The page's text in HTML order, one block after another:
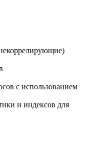
с использованием
и индексов для